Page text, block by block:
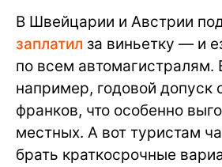
В Швейцарии и Австрии
заплатил за виньетку — и
по всем
например, годовой допуск
франков, что особенно
местных. А вот туристам
брать краткосрочные